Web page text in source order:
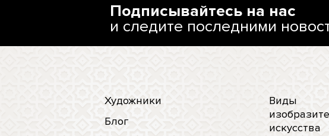
Подписывайтесь на нас
и следите последними
Художники
Блог
Виды
искусства